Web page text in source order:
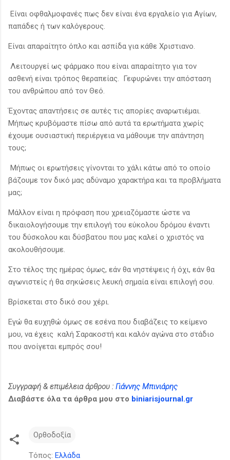
Είναι οφθαλμοφανές πως δεν είναι ένα εργαλείο για Αγίων,
παπάδες ή των καλόγερους.
Είναι απαραίτητο όπλο και ασπίδα για κάθε Χριστιανο.
Λειτουργεί ως φάρμακο που είναι απαραίτητο για τον
ασθενή είναι τρόπος θεραπείας. Γεφυρώνει την απόσταση
του ανθρώπου από τον Θεό.
Έχοντας απαντήσεις σε αυτές τις απορίες αναρωτιέμαι.
Μήπως κρυβόμαστε πίσω από αυτά τα ερωτήματα χωρίς
έχουμε ουσιαστική περιέργεια να μάθουμε την απάντηση
τους;
Μήπως οι ερωτήσεις γίνονται το χάλι κάτω από το οποίο
βάζουμε τον δικό μας αδύναμο χαρακτήρα και τα προβλήματα
μας;
Μάλλον είναι η πρόφαση που χρειαζόμαστε ώστε να
δικαιολογήσουμε την επιλογή του εύκολου δρόμου έναντι
του δύσκολου και δύσβατου που μας καλεί ο χριστός να
ακολουθήσουμε.
Στο τέλος της ημέρας όμως, εάν θα νηστέψεις ή όχι, εάν θα
αγωνιστείς ή θα σηκώσεις λευκή σημαία είναι επιλογή σου.
Βρίσκεται στο δικό σου χέρι.
Εγώ θα ευχηθώ όμως σε εσένα που διαβάζεις το κείμενο
μου, να έχεις καλή Σαρακοστή και καλόν αγώνα στο στάδιο
που ανοίγεται εμπρός σου!
Συγγραφή & επιμέλεια άρθρου : Γιάννης Μπινιάρης
Διαβάστε όλα τα άρθρα μου στο biniarisjournal.gr
Ορθοδοξία
Τόπος: Ελλάδα